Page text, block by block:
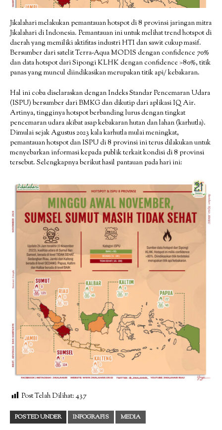
Jikalahari melakukan pemantauan hotspot di 8 provinsi jaringan mitra
Jikalahari di Indonesia. Pemantauan ini untuk melihat trend hotspot di
daerah yang memiliki aktifitas industri HTI dan sawit cukup masif.
Bersumber dari satelit Terra-Aqua MODIS dengan confidence 70%
dan data hotspot dari Sipongi KLHK dengan confidence >80%, titik
panas yang muncul diindikasikan merupakan titik api/ kebakaran.
Hal ini coba diselaraskan dengan Indeks Standar Pencemaran Udara
(ISPU) bersumber dari BMKG dan dikutip dari aplikasi IQ Air.
Artinya, tingginya hotspot berbanding lurus dengan tingkat
pencemaran udara akibat asap kebakaran hutan dan lahan (karhutla).
Dimulai sejak Agustus 2023 kala karhutla mulai meningkat,
pemantauan hotspot dan ISPU di 8 provinsi ini terus dilakukan untuk
menyebarkan informasi kepada publik terkait kondisi di 8 provinsi
tersebut. Selengkapnya berikut hasil pantauan pada hari ini:
Post Telah Dilihat: 437
POSTED UNDER INFOGRAFIS MEDIA